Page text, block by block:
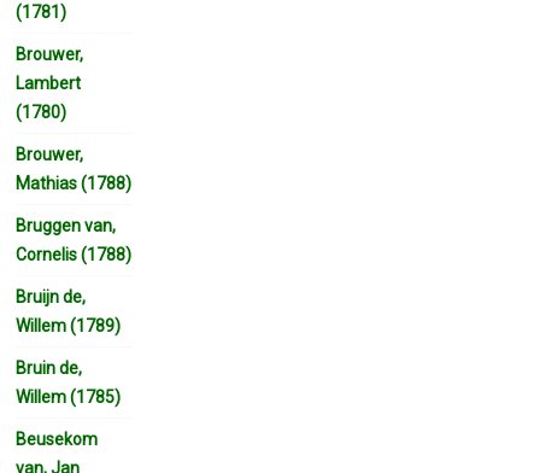
(1781)
Brouwer,
Lambert
(1780)
Brouwer,
Mathias (1788)
Bruggen van,
Cornelis (1788)
Bruijn de,
Willem (1789)
Bruin de,
Willem (1785)
Beusekom
van, Jan